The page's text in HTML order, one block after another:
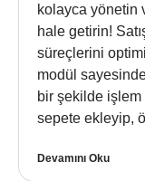
kolayca yönetin
hale getirin!
süreçlerini
modül
bir şekilde
sepete ekleyip,
Devamını Oku